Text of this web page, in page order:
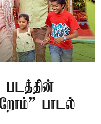
படத்தின்
பாடல்